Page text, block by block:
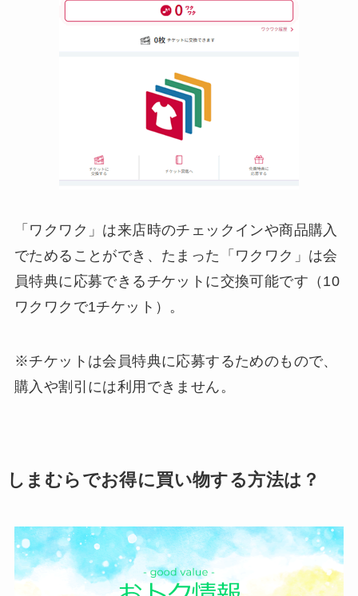
「ワクワク」は来店時のチェックインや商品購入
でためることができ、たまった「ワクワク」は会
員特典に応募できるチケットに交換可能です（10
ワクワクで1チケット）。
※チケットは会員特典に応募するためのもので、
購入や割引には利用できません。
しまむらでお得に買い物する方法は？